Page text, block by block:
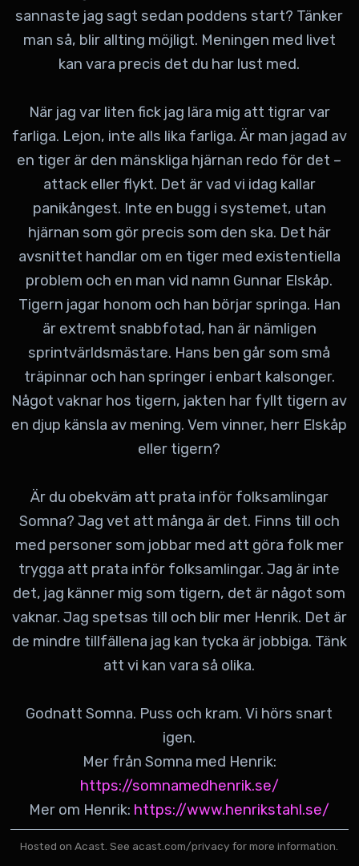
sannaste jag sagt sedan poddens start? Tänker
man så, blir allting möjligt. Meningen med livet
kan vara precis det du har lust med.
När jag var liten fick jag lära mig att tigrar var
farliga. Lejon, inte alls lika farliga. Är man jagad av
en tiger är den mänskliga hjärnan redo för det –
attack eller flykt. Det är vad vi idag kallar
panikångest. Inte en bugg i systemet, utan
hjärnan som gör precis som den ska. Det här
avsnittet handlar om en tiger med existentiella
problem och en man vid namn Gunnar Elskåp.
Tigern jagar honom och han börjar springa. Han
är extremt snabbfotad, han är nämligen
sprintvärldsmästare. Hans ben går som små
träpinnar och han springer i enbart kalsonger.
Något vaknar hos tigern, jakten har fyllt tigern av
en djup känsla av mening. Vem vinner, herr Elskåp
eller tigern?
Är du obekväm att prata inför folksamlingar
Somna? Jag vet att många är det. Finns till och
med personer som jobbar med att göra folk mer
trygga att prata inför folksamlingar. Jag är inte
det, jag känner mig som tigern, det är något som
vaknar. Jag spetsas till och blir mer Henrik. Det är
de mindre tillfällena jag kan tycka är jobbiga. Tänk
att vi kan vara så olika.
Godnatt Somna. Puss och kram. Vi hörs snart
igen.
Mer från Somna med Henrik:
https://somnamedhenrik.se/
Mer om Henrik: https://www.henrikstahl.se/
Hosted on Acast. See acast.com/privacy for more information.